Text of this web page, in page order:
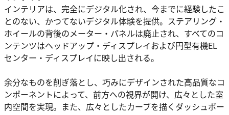
インテリアは、完全にデジタル化され、今までに経験したこ
とのない、かつてないデジタル体験を提供。ステアリング・
ホイールの背後のメーター・パネルは廃止され、すべてのコ
ンテンツはヘッドアップ・ディスプレイおよび円型有機EL
センター・ディスプレイに映し出される。
余分なものを削ぎ落とし、巧みにデザインされた高品質なコ
ンポーネントによって、前方への視界が開け、広々とした室
内空間を実現。また、広々としたカーブを描くダッシュボー